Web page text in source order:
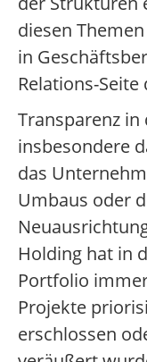
diesen
in
Relations-Seite
Transparenz
insbesondere
das
Umbaus oder
Holding hat in
Portfolio
Projekte
erschlossen